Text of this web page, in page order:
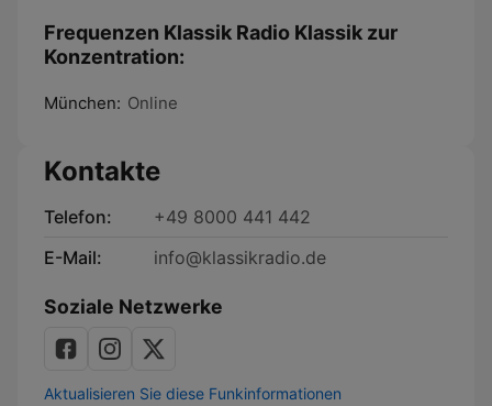
Frequenzen Klassik Radio Klassik zur
Konzentration:
München: Online
Kontakte
Telefon:
+49 8000 441 442
E-Mail:
info@klassikradio.de
Soziale Netzwerke
Aktualisieren Sie diese Funkinformationen